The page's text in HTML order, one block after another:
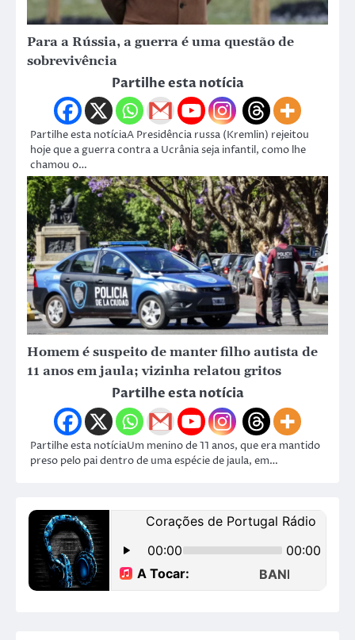
Para a Rússia, a guerra é uma questão de
sobrevivência
Partilhe esta notícia
Partilhe esta notíciaA Presidência russa (Kremlin) rejeitou
hoje que a guerra contra a Ucrânia seja infantil, como lhe
chamou o…
Homem é suspeito de manter filho autista de
11 anos em jaula; vizinha relatou gritos
Partilhe esta notícia
Partilhe esta notíciaUm menino de 11 anos, que era mantido
preso pelo pai dentro de uma espécie de jaula, em…